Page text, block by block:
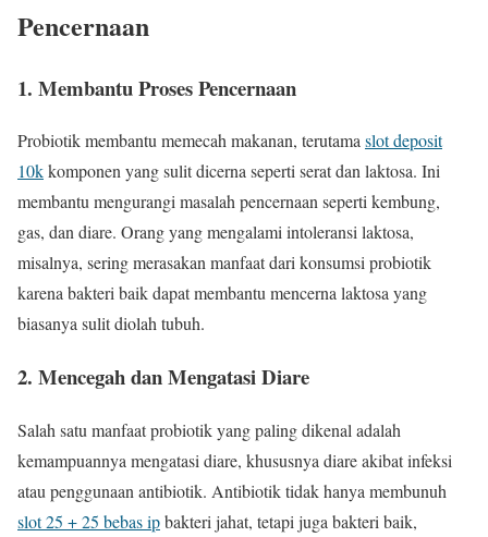
Pencernaan
1. Membantu Proses Pencernaan
Probiotik membantu memecah makanan, terutamaslot deposit
10kkomponen yang sulit dicerna seperti serat dan laktosa. Ini
membantu mengurangi masalah pencernaan seperti kembung,
gas, dan diare. Orang yang mengalami intoleransi laktosa,
misalnya, sering merasakan manfaat dari konsumsi probiotik
karena bakteri baik dapat membantu mencerna laktosa yang
biasanya sulit diolah tubuh.
2. Mencegah dan Mengatasi Diare
Salah satu manfaat probiotik yang paling dikenal adalah
kemampuannya mengatasi diare, khususnya diare akibat infeksi
atau penggunaan antibiotik. Antibiotik tidak hanya membunuh
slot 25 + 25 bebas ipbakteri jahat, tetapi juga bakteri baik,